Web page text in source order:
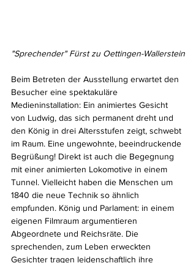
"Sprechender" Fürst zu Oettingen-Wallerstein
Beim Betreten der Ausstellung erwartet den
Besucher eine spektakuläre
Medieninstallation: Ein animiertes Gesicht
von Ludwig, das sich permanent dreht und
den König in drei Altersstufen zeigt, schwebt
im Raum. Eine ungewohnte, beeindruckende
Begrüßung! Direkt ist auch die Begegnung
mit einer animierten Lokomotive in einem
Tunnel. Vielleicht haben die Menschen um
1840 die neue Technik so ähnlich
empfunden. König und Parlament: in einem
eigenen Filmraum argumentieren
Abgeordnete und Reichsräte. Die
sprechenden, zum Leben erweckten
Gesichter tragen leidenschaftlich ihre